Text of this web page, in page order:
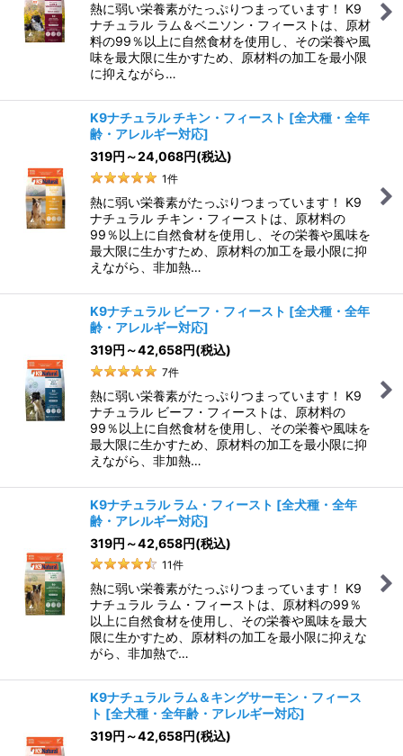
熱に弱い栄養素がたっぷりつまっています！ K9
ナチュラル ラム＆ベニソン・フィーストは、原材
料の99％以上に自然食材を使用し、その栄養や風
味を最大限に生かすため、原材料の加工を最小限
に抑えながら…
K9ナチュラル チキン・フィースト [全犬種・全年
齢・アレルギー対応]
319円 ～24,068円(税込)
1件
熱に弱い栄養素がたっぷりつまっています！ K9
ナチュラル チキン・フィーストは、原材料の
99％以上に自然食材を使用し、その栄養や風味を
最大限に生かすため、原材料の加工を最小限に抑
えながら、非加熱…
K9ナチュラル ビーフ・フィースト [全犬種・全年
齢・アレルギー対応]
319円 ～42,658円(税込)
7件
熱に弱い栄養素がたっぷりつまっています！ K9
ナチュラル ビーフ・フィーストは、原材料の
99％以上に自然食材を使用し、その栄養や風味を
最大限に生かすため、原材料の加工を最小限に抑
えながら、非加熱…
K9ナチュラル ラム・フィースト [全犬種・全年
齢・アレルギー対応]
319円 ～42,658円(税込)
11件
熱に弱い栄養素がたっぷりつまっています！ K9
ナチュラル ラム・フィーストは、原材料の99％
以上に自然食材を使用し、その栄養や風味を最大
限に生かすため、原材料の加工を最小限に抑えな
がら、非加熱で…
K9ナチュラル ラム＆キングサーモン・フィース
ト [全犬種・全年齢・アレルギー対応]
319円 ～42,658円(税込)